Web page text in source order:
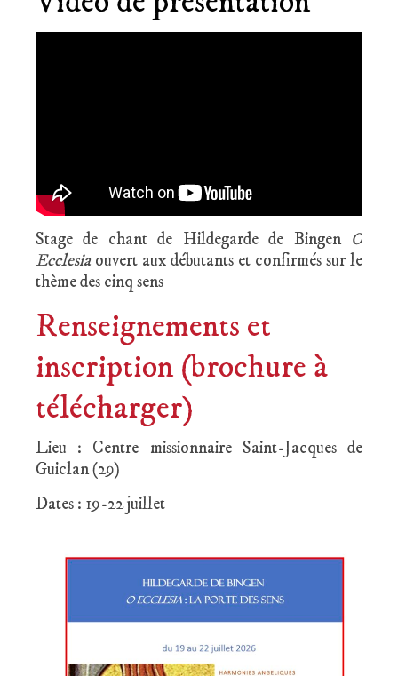
Stage de chant de Hildegarde de Bingen O
Ecclesia ouvert aux débutants et confirmés sur le
thème des cinq sens
Renseignements et
inscription (brochure à
télécharger)
Lieu : Centre missionnaire Saint-Jacques de
Guiclan (29)
Dates : 19-22 juillet